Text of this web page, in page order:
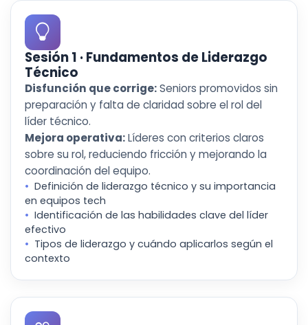
Sesión 1 · Fundamentos de Liderazgo
Técnico
Disfunción que corrige:Seniors promovidos sin
preparación y falta de claridad sobre el rol del
líder técnico.
Mejora operativa:Líderes con criterios claros
sobre su rol, reduciendo fricción y mejorando la
coordinación del equipo.
Definición de liderazgo técnico y su importancia
en equipos tech
Identificación de las habilidades clave del líder
efectivo
Tipos de liderazgo y cuándo aplicarlos según el
contexto